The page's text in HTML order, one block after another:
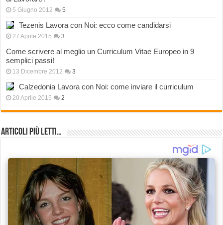
5 Giugno 2012 5
Tezenis Lavora con Noi: ecco come candidarsi
27 Aprile 2015 3
Come scrivere al meglio un Curriculum Vitae Europeo in 9
semplici passi!
13 Dicembre 2012 3
Calzedonia Lavora con Noi: come inviare il curriculum
20 Aprile 2015 2
Articoli più Letti…